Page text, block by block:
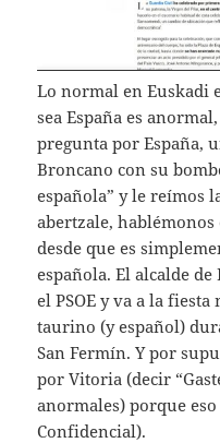
Lo normal en Euskadi
sea España es
pregunta por España,
Broncano con su
española” y le reímos
abertzale,
desde que es
española. El alcalde
el PSOE y va a la
taurino (y español)
San Fermín. Y por
por Vitoria (decir
anormales) porque
Confidencial).